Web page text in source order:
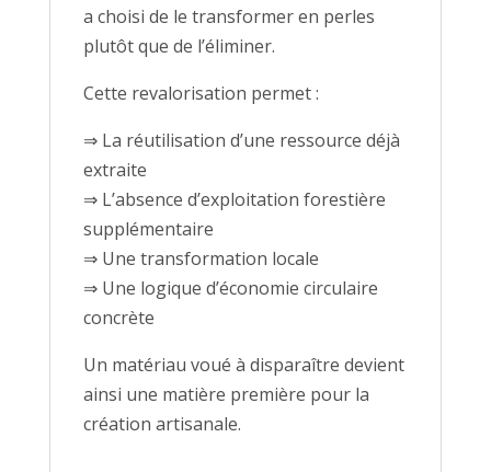
a choisi de le transformer en perles
plutôt que de l’éliminer.
Cette revalorisation permet :
⇒ La réutilisation d’une ressource déjà
extraite
⇒ L’absence d’exploitation forestière
supplémentaire
⇒ Une transformation locale
⇒ Une logique d’économie circulaire
concrète
Un matériau voué à disparaître devient
ainsi une matière première pour la
création artisanale.